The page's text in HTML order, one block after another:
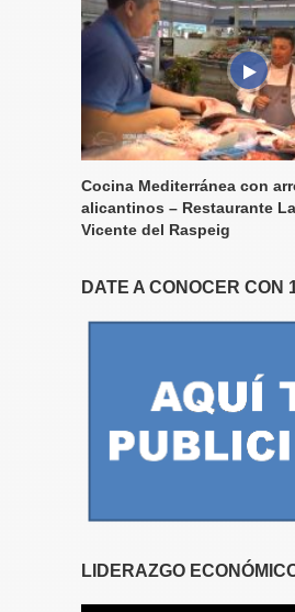
Cocina Mediterránea con
alicantinos – Restaurante
Vicente del Raspeig
DATE A CONOCER CON
LIDERAZGO